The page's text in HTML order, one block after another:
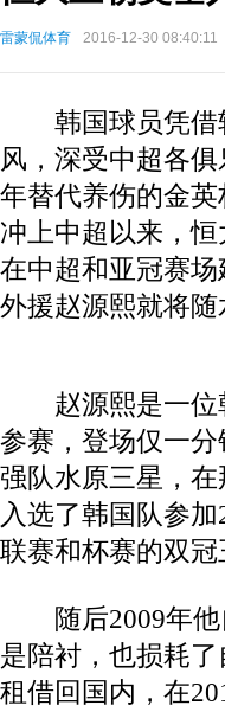
雷蒙侃体育 2016-12-30 08:40:11
韩国球员凭借
风，深受中超各
年替代养伤的金
冲上中超以来，
在中超和亚冠赛
外援赵源熙就将
赵源熙是一位
参赛，登场仅一
强队水原三星，
入选了韩国队参
联赛和杯赛的双冠
随后2009年他
是陪衬，也损耗
租借回国内，在